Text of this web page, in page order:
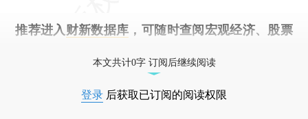
推荐进入 财新数据库 ，可随时查阅宏观经济、股票
本文共计0字 订阅后继续阅读
登录 后获取已订阅的阅读权限